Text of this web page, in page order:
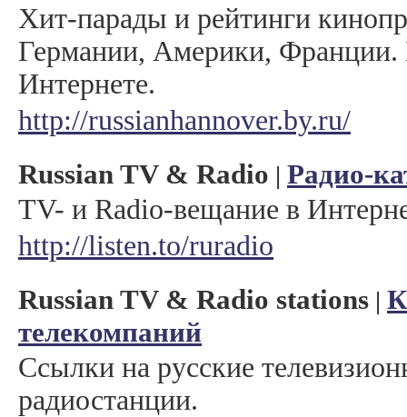
Хит-парады и рейтинги
Германии, Америки, Франции.
Интернете.
http://russianhannover.by.ru/
Russian TV & Radio | Радио-
TV- и Radio-вещание в
http://listen.to/ruradio
Russian TV & Radio stations |
телекомпаний
Ссылки на русские
радиостанции.